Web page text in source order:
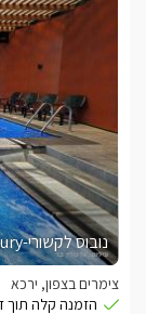
נובוס לקשורי-Novus Luxury
צימרים בצפון, ירכא